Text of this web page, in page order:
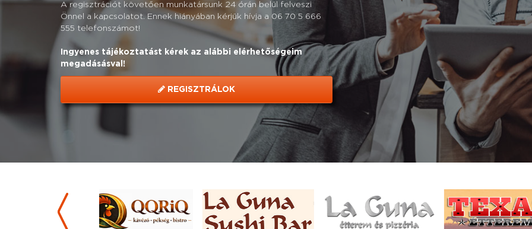
A regisztrációt követően munkatársunk 24 órán belül felveszi
Önnel a kapcsolatot. Ennek hiányában kérjük hívja a 06 70 5 666
555 telefonszámot!
Ingyenes tájékoztatást kérek az alábbi elérhetőségeim
megadásásval!
REGISZTRÁLOK